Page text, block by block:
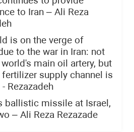
to Iran – Ali Reza
is on the verge of
to the war in Iran: not
main oil artery, but
supply channel is
Rezazadeh
ballistic missile at Israel,
– Ali Reza Rezazade